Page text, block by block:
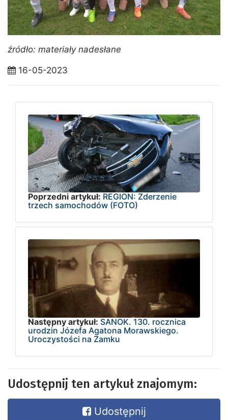
źródło: materiały nadesłane
16-05-2023
Poprzedni artykuł: REGION: Zderzenie
trzech samochodów (FOTO)
Następny artykuł: SANOK. 130. rocznica
urodzin Józefa Agatona Morawskiego.
Uroczystości na Zamku
Udostępnij ten artykuł znajomym:
Udostępnij